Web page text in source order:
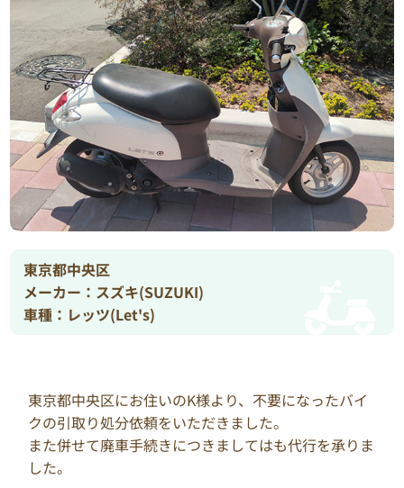
東京都中央区
メーカー：スズキ(SUZUKI)
車種：レッツ(Let's)
東京都中央区にお住いのK様より、不要になったバイ
クの引取り処分依頼をいただきました。
また併せて廃車手続きにつきましてはも代行を承りま
した。